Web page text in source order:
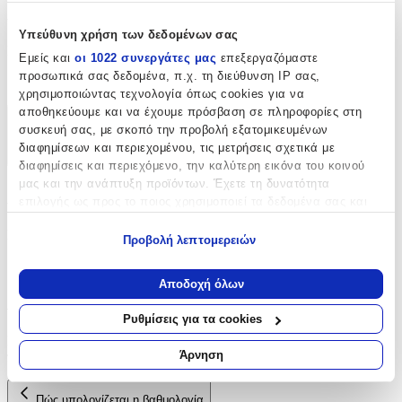
Υπεύθυνη χρήση των δεδομένων σας
Εμείς και οι 1022 συνεργάτες μας επεξεργαζόμαστε
προσωπικά σας δεδομένα, π.χ. τη διεύθυνση IP σας,
χρησιμοποιώντας τεχνολογία όπως cookies για να
αποθηκεύουμε και να έχουμε πρόσβαση σε πληροφορίες στη
συσκευή σας, με σκοπό την προβολή εξατομικευμένων
διαφημίσεων και περιεχομένου, τις μετρήσεις σχετικά με
διαφημίσεις και περιεχόμενο, την καλύτερη εικόνα του κοινού
μας και την ανάπτυξη προϊόντων. Έχετε τη δυνατότητα
Να συλλέξουμε πληροφορίες σχετικά με τη γεωγραφική
σας τοποθεσία, οι οποίες μπορεί να είναι ακριβείς σε
απόσταση μερικών μέτρων
Να αναγνωρίσουμε τη συσκευή σας σαρώνοντας ενεργά
για συγκεκριμένα χαρακτηριστικά (δακτυλικό αποτύπωμα)
Μάθετε περισσότερα σχετικά με τον τρόπο επεξεργασίας των
προσωπικών σας δεδομένων και καθορίστε τις προτιμήσεις σας
Προβολή λεπτομερειών
Αποδοχή όλων
Ρυθμίσεις για τα cookies
Άρνηση
Είδος
:
Κουμπιά
Χαρακτηριστικά
Χαρακτηριστικά
Αξιολογήσεις
Προς το παρόν δεν υπάρχουν άλλες αξιολογήσεις. Όταν
προστεθούν, θα εμφανιστούν εδώ.